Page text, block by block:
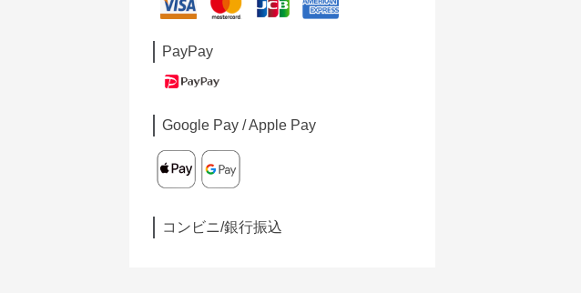
PayPay
Google Pay / Apple Pay
コンビニ/銀行振込